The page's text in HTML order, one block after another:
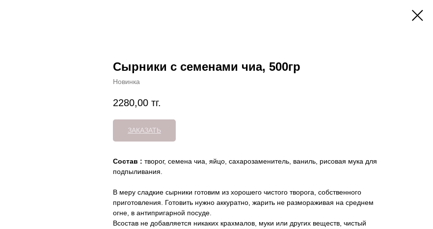
Сырники с семенами чиа, 500гр
Новинка
2280,00 тг.
ЗАКАЗАТЬ
Состав : творог, семена чиа, яйцо, сахарозаменитель, ваниль, рисовая мука для
подпыливания.
В меру сладкие сырники готовим из хорошего чистого творога, собственного
приготовления. Готовить нужно аккуратно, жарить не размораживая на среднем
огне, в антипригарной посуде.
Всостав не добавляется никаких крахмалов, муки или других веществ, чистый